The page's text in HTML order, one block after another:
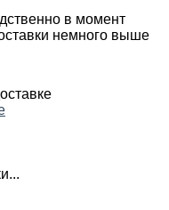
в момент
немного выше